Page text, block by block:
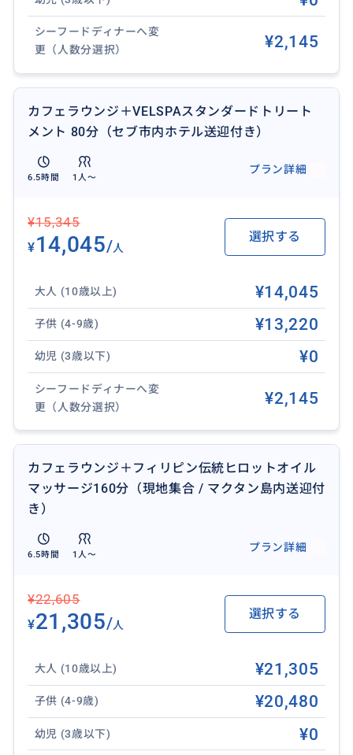
＜対象となる想定フライト＞
午前1:00〜3:00前後に出発する便を対象としていま
す。
例：5J5062、PR484、KE616、7C2406、LJ26、KE57
82、OZ710、TW174、Z2128、LJ38、KE5774、7C24
52、7C2728など
シーフードディナーへ変
更（人数分選択）
¥2,145
カフェラウンジ＋VELSPAスタンダードトリート
メント 80分（セブ市内ホテル送迎付き）
6.5時間 1人〜
プラン詳細
¥15,345
¥14,045/人
選択する
大人 (10歳以上) ¥14,045
子供 (4-9歳) ¥13,220
幼児 (3歳以下) ¥0
シーフードディナーへ変
更（人数分選択）
¥2,145
カフェラウンジ＋フィリピン伝統ヒロットオイル
マッサージ160分（現地集合 / マクタン島内送迎付
き）
6.5時間 1人〜
プラン詳細
¥22,605
¥21,305/人
選択する
大人 (10歳以上) ¥21,305
子供 (4-9歳) ¥20,480
幼児 (3歳以下) ¥0